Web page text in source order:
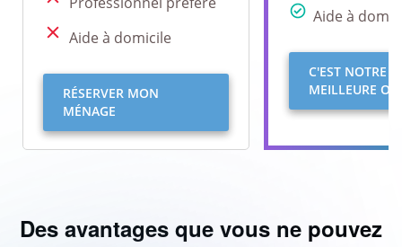
Aide à
C'EST NOTRE
MEILLEURE
Aide à domicile
RÉSERVER MON
MÉNAGE
Des avantages que vous ne pouvez